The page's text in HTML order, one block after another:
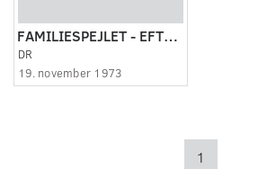
FAMILIESPEJLET - EFTER ABORTLOVEN
DR
19. november 1973
1